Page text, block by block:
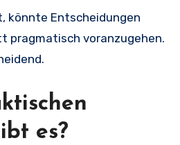
könnte Entscheidungen
pragmatisch voranzugehen.
es?